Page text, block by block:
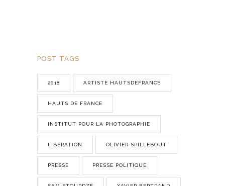
POST TAGS
2018 ARTISTE HAUTSDEFRANCE
HAUTS DE FRANCE
INSTITUT POUR LA PHOTOGRAPHIE
LIBÉRATION OLIVIER SPILLEBOUT
PRESSE PRESSE POLITIQUE